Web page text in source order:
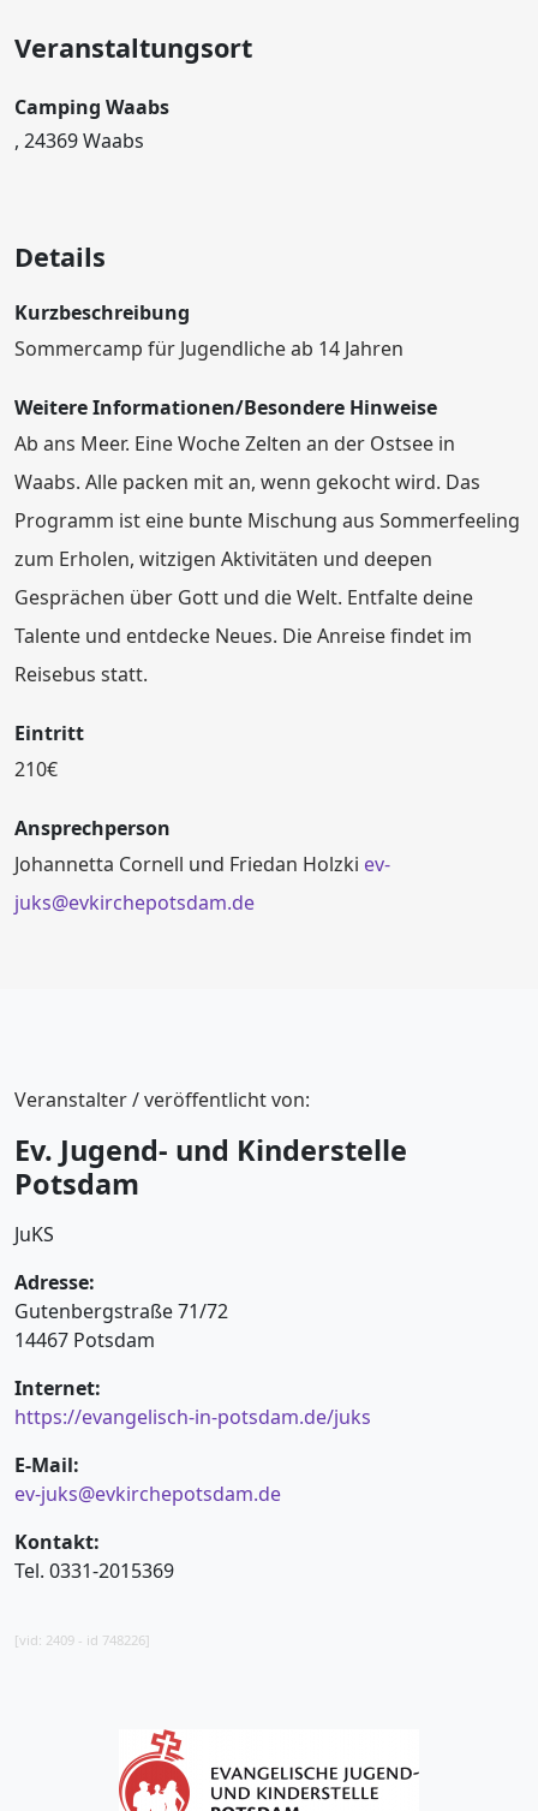
Veranstaltungsort
Camping Waabs
, 24369 Waabs
Details
Kurzbeschreibung
Sommercamp für Jugendliche ab 14 Jahren
Weitere Informationen/Besondere Hinweise
Ab ans Meer. Eine Woche Zelten an der Ostsee in
Waabs. Alle packen mit an, wenn gekocht wird. Das
Programm ist eine bunte Mischung aus Sommerfeeling
zum Erholen, witzigen Aktivitäten und deepen
Gesprächen über Gott und die Welt. Entfalte deine
Talente und entdecke Neues. Die Anreise findet im
Reisebus statt.
Eintritt
210€
Ansprechperson
Johannetta Cornell und Friedan Holzki ev-
juks@evkirchepotsdam.de
Veranstalter / veröffentlicht von:
Ev. Jugend- und Kinderstelle
Potsdam
JuKS
Adresse:
Gutenbergstraße 71/72
14467 Potsdam
Internet:
https://evangelisch-in-potsdam.de/juks
E-Mail:
ev-juks@evkirchepotsdam.de
Kontakt:
Tel. 0331-2015369
[vid: 2409 - id 748226]